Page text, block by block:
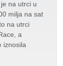
na utrci u
milja na sat
na utrci
a
iznosila